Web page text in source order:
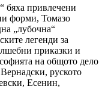
бяха привлечени
форми, Томазо
„лубочна“
легенди за
приказки и
на общото дело
руското
Есенин,